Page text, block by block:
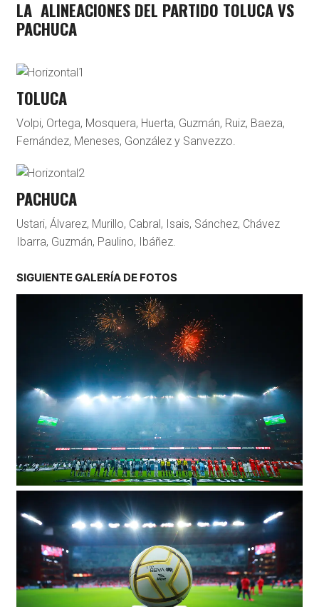
LA ALINEACIONES DEL PARTIDO TOLUCA VS
PACHUCA
1
TOLUCA
Volpi, Ortega, Mosquera, Huerta, Guzmán, Ruiz, Baeza,
Fernández, Meneses, González y Sanvezzo.
2
PACHUCA
Ustari, Álvarez, Murillo, Cabral, Isais, Sánchez, Chávez
Ibarra, Guzmán, Paulino, Ibáñez.
SIGUIENTE GALERÍA DE FOTOS